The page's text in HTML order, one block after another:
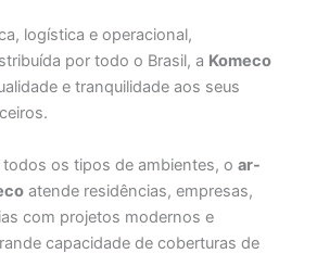
logística e operacional,
por todo o Brasil, a Komeco
e tranquilidade aos seus
os tipos de ambientes, o ar-
atende residências, empresas,
com projetos modernos e
capacidade de coberturas de